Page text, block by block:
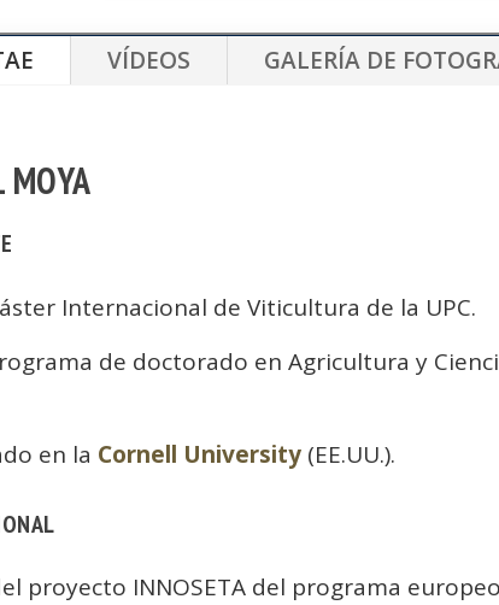
VÍDEOS GALERÍA DE
MOYA
Internacional de Viticultura de la UPC.
de doctorado en Agricultura y
en la Cornell University(EE.UU.).
proyecto INNOSETA del programa